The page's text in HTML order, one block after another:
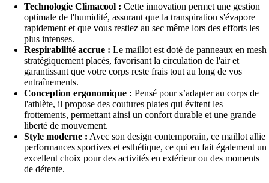
Technologie Climacool : Cette innovation permet une gestion
optimale de l'humidité, assurant que la transpiration s'évapore
rapidement et que vous restiez au sec même lors des efforts les
plus intenses.
Respirabilité accrue : Le maillot est doté de panneaux en mesh
stratégiquement placés, favorisant la circulation de l'air et
garantissant que votre corps reste frais tout au long de vos
entraînements.
Conception ergonomique : Pensé pour s’adapter au corps de
l'athlète, il propose des coutures plates qui évitent les
frottements, permettant ainsi un confort durable et une grande
liberté de mouvement.
Style moderne : Avec son design contemporain, ce maillot allie
performances sportives et esthétique, ce qui en fait également un
excellent choix pour des activités en extérieur ou des moments
de détente.